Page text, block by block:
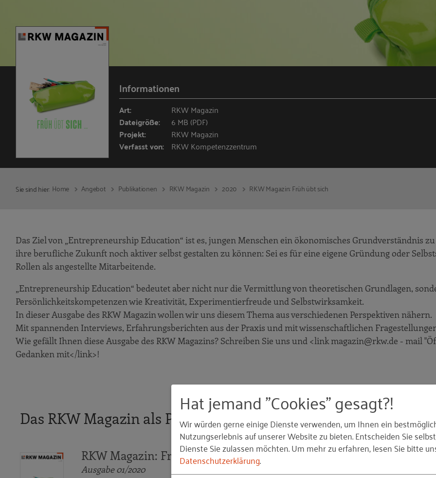
Informationen
Art: RKW Magazin
Dateigröße: 6 MB (PDF)
Projekt: RKW Magazin
Verfasst von: RKW Kompetenzzentrum
Sie sind hier: Home Angebot Publikationen RKW Magazin 2020 RKW Magazin: Früh übt sich
Das Ziel von „Entrepreneurship Education“ ist es, jungen Menschen ein ökonomisches Grundverständnis
ihre berufliche Zukunft noch aktiver selbst gestalten zu können: Sei es für eine eigene Gründung oder
Rollen als angestellte Mitarbeitende.
„Entrepreneurship Education“ bedeutet aber nicht nur die Vermittlung von theoretischen Grundlagen,
Persönlichkeitskompetenzen wie Kreativität, Experimentierfreude und Selbstwirksamkeit.
In dieser Ausgabe des RKW Magazin wollen wir uns diesem Thema aus verschiedenen Perspektiven nähern.
Mit spannenden Interviews, Erfahrungsberichten aus der Praxis und mit wissenschaftlichen
Wie gefällt Ihnen diese Ausgabe des RKW Magazins? Schreiben Sie uns und <link magazin@rkw.de - mail
Gedanken mit</link>!
Das RKW Magazin als Printversion bestellen
RKW Magazin: Früh übt sich
Ausgabe 01/2020
Hat jemand "Cookies" gesagt?!
Wir würden gerne einige Dienste verwenden, um Ihnen ein
Nutzungserlebnis auf unserer Website zu bieten. Entscheiden Sie
Dienste Sie zulassen möchten.Um mehr zu erfahren, lesen Sie bitte
Datenschutzerklärung.